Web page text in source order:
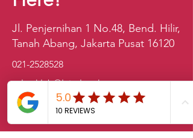
Jl. Penjernihan 1 No.48, Bend. Hilir,
Tanah Abang, Jakarta Pusat 16120
021-2528528
sales.klab@lxintl.co.kr